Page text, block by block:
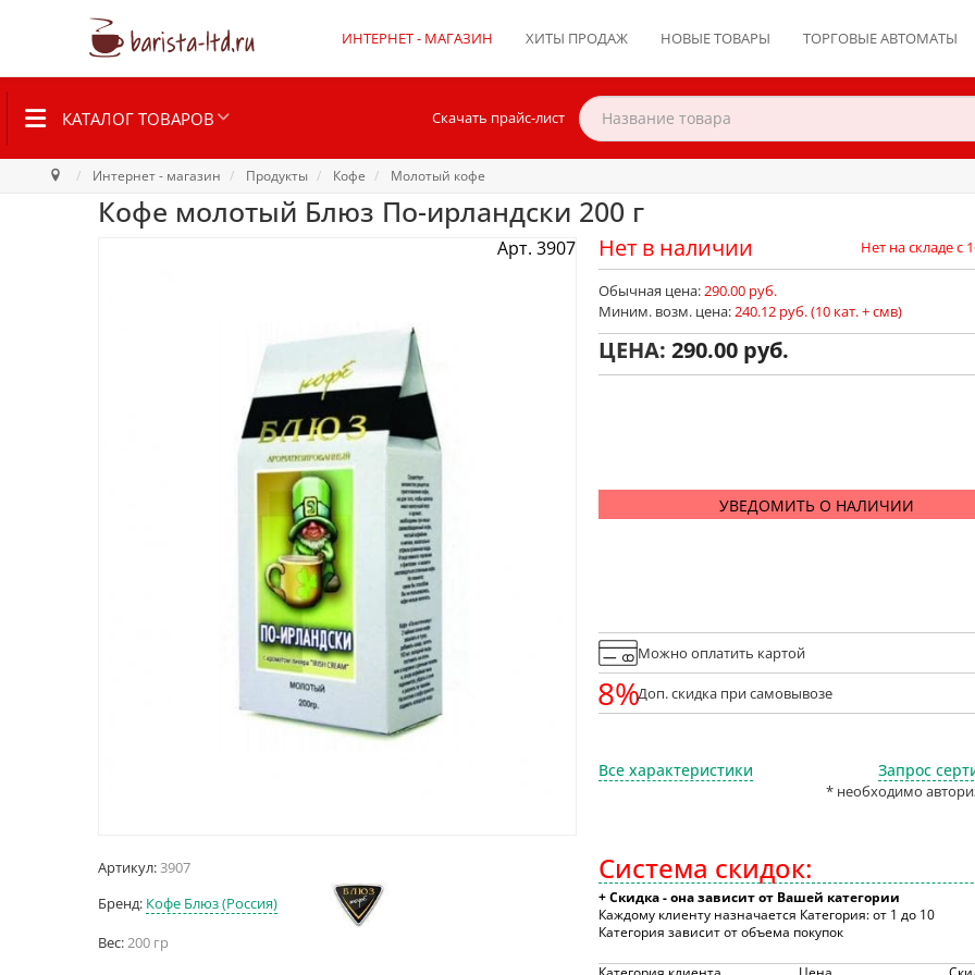
ИНТЕРНЕТ - МАГАЗИН ХИТЫ ПРОДАЖ НОВЫЕ ТОВАРЫ ТОРГОВЫЕ АВТОМАТЫ
КАТАЛОГ ТОВАРОВ Скачать прайс-лист
Интернет - магазин
Продукты Кофе Молотый кофе
Арт. 3907
Кофе молотый Блюз По-ирландски 200 г
Нет в наличии Нет на складе с
Обычная цена:290.00 руб.
Миним. возм. цена:240.12 руб. (10 кат. + смв)
ЦЕНА: 290.00
УВЕДОМИТЬ О НАЛИЧИИ
Можно оплатить картой
8%Доп. скидка при самовывозе
Артикул:3907
Бренд: Кофе Блюз (Россия)
Вес:200 гр
Все характеристики Запрос
* необходимо
Система скидок:
+ Скидка - она зависит от Вашей категории
Каждому клиенту назначается Категория: от 1 до 10
Категория зависит от объема покупок